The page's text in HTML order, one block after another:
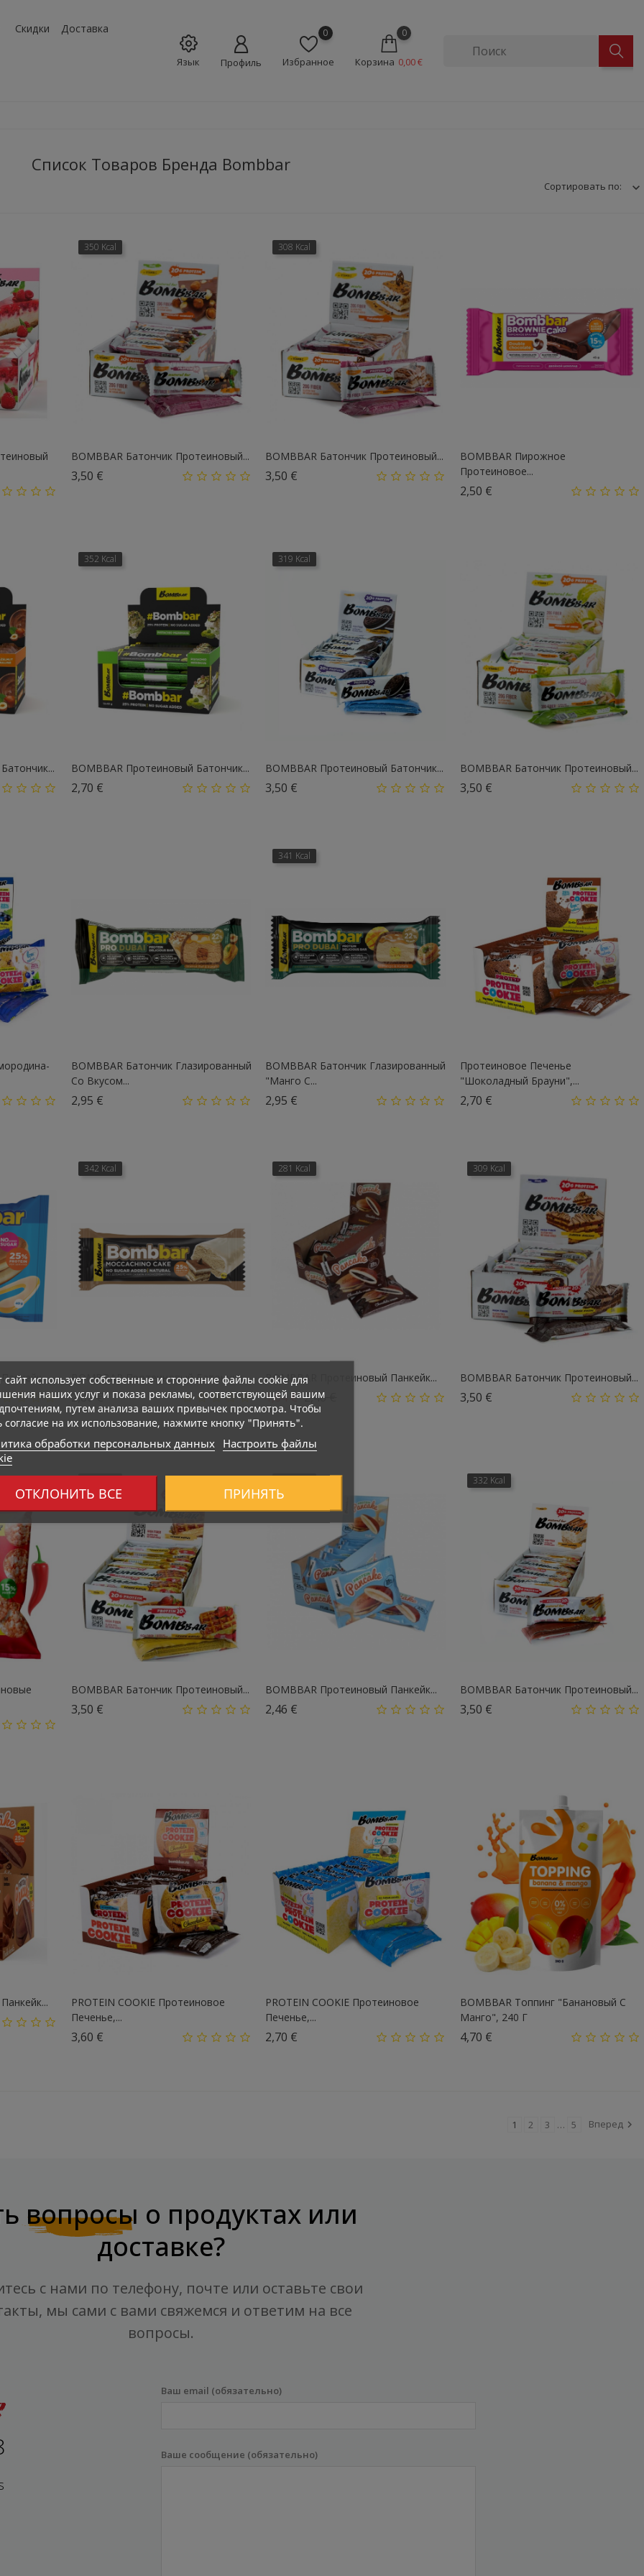
Скидки Доставка
Язык Профиль
0
Избранное
0
Корзина 0,00 €
Список Товаров Бренда Bombbar
Сортировать по:
350 Kcal
BOMBBAR Батончик Протеиновый...
3,50 €Цена
308 Kcal
BOMBBAR Батончик Протеиновый...
3,50 €
BOMBBAR Пирожное
Протеиновое...
2,50 €
352 Kcal
BOMBBAR Протеиновый Батончик...
2,70 €Цена
319 Kcal
BOMBBAR Протеиновый Батончик...
3,50 €
BOMBBAR Батончик Протеиновый...
3,50 €
BOMBBAR Батончик Глазированный
Со Вкусом...
2,95 €Цена
341 Kcal
BOMBBAR Батончик Глазированный
"Манго С...
2,95 €
Протеиновое Печенье
"Шоколадный Брауни",...
2,70 €
342 Kcal
BOMBBAR Протеиновый Батончик...
2,80 € Цена
281 Kcal
BOMBBAR Протеиновый Панкейк...
1,84 €Базовая цена
2,46 €
309 Kcal
BOMBBAR Батончик Протеиновый...
3,50 €
BOMBBAR Батончик Протеиновый...
3,50 €Цена
BOMBBAR Протеиновый Панкейк...
2,46 €
332 Kcal
BOMBBAR Батончик Протеиновый...
3,50 €
PROTEIN COOKIE Протеиновое
Печенье,...
3,60 €Цена
PROTEIN COOKIE Протеиновое
Печенье,...
2,70 €
BOMBBAR Топпинг "Банановый С
Манго", 240 Г
4,70 €
1 2 3 … 5 Вперед
вопросы о продуктах или
доставке?
с нами по телефону, почте или оставьте свои
мы сами с вами свяжемся и ответим на все
вопросы.
Ваш email (обязательно)
Ваше сообщение (обязательно)
сайт использует собственные и сторонние файлы cookie для
наших услуг и показа рекламы, соответствующей вашим
путем анализа ваших привычек просмотра. Чтобы
согласие на их использование, нажмите кнопку "Принять".
обработки персональных данных
Настроить файлы
ОТКЛОНИТЬ ВСЕ ПРИНЯТЬ